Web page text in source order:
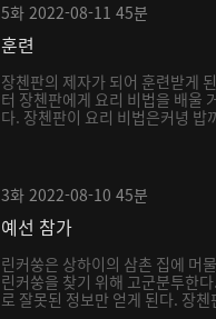
5화 2022-08-11 45분
훈련
장첸판의 제자가 되어 훈련받게
터 장첸판에게 요리 비법을 배울
다. 장첸판이 요리 비법은커녕 밥
3화 2022-08-10 45분
예선 참가
린커쑹은 상하이의 삼촌 집에 머
린커쑹을 찾기 위해 고군분투한
로 잘못된 정보만 얻게 된다. 장